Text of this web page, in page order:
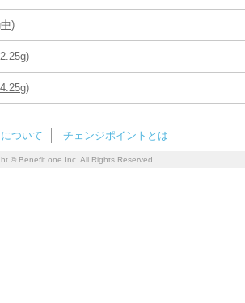
)
ついて チェンジポイントとは
© Benefit one Inc. All Rights Reserved.